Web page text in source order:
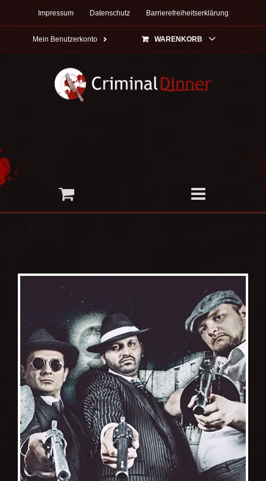
Impressum Datenschutz Barrierefreiheitserklärung
Mein Benutzerkonto WARENKORB